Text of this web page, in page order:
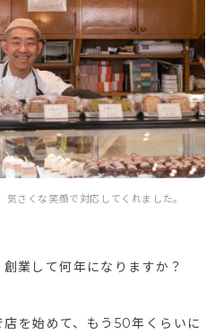
さくな笑顔で対応してくれました。
業して何年になりますか？
店を始めて、もう50年くらいに